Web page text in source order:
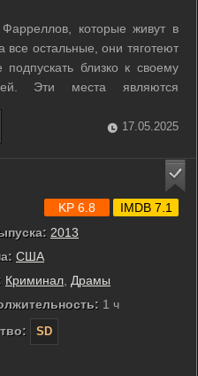
которые живут в
остальные, они тяготеют
близко к своему
Эти места являются
для обычных людей,
жизни Фарреллов, но это
...
17.05.2025
2013
США
Криминал Драмы
1 ч
SD
KP 6.8 IMDB 7.1